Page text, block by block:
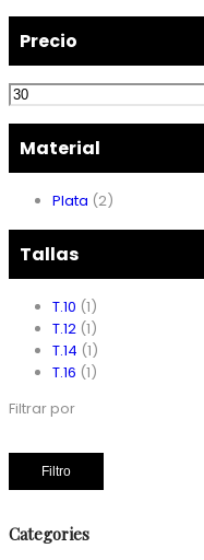
Precio
Precio
Material
Plata (2)
Tallas
T.10 (1)
T.12 (1)
T.14 (1)
T.16 (1)
Filtrar por
Filtro
Categories